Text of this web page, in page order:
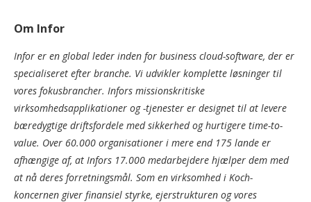
Om Infor
Infor er en global leder inden for business cloud-software, der er
specialiseret efter branche. Vi udvikler komplette løsninger til
vores fokusbrancher. Infors missionskritiske
virksomhedsapplikationer og -tjenester er designet til at levere
bæredygtige driftsfordele med sikkerhed og hurtigere time-to-
value. Over 60.000 organisationer i mere end 175 lande er
afhængige af, at Infors 17.000 medarbejdere hjælper dem med
at nå deres forretningsmål. Som en virksomhed i Koch-
koncernen giver finansiel styrke, ejerstrukturen og vores